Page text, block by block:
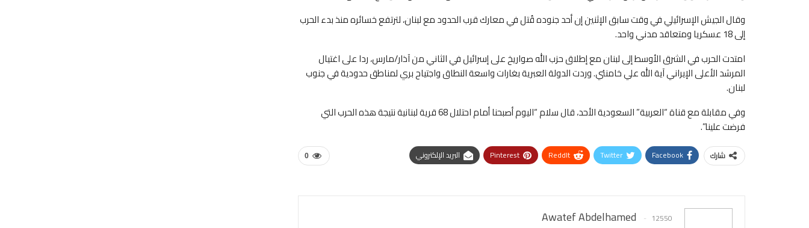
وقال الجيش الإسرائيلي في وقت سابق الإثنين إن أحد جنوده قُتل في معارك قرب الحدود مع لبنان، لترتفع خسائره منذ بدء الحرب
إلى 18 عسكريا ومتعاقد مدني واحد.
امتدت الحرب في الشرق الأوسط إلى لبنان مع إطلاق حزب الله صواريخ على إسرائيل في الثاني من آذار/مارس، ردا على اغتيال
المرشد الأعلى الإيراني آية الله علي خامنئي. وردت الدولة العبرية بغارات واسعة النطاق واجتياح بري لمناطق حدودية في جنوب
لبنان.
وفي مقابلة مع قناة “العربية” السعودية الأحد، قال سلام “اليوم أصبحنا أمام احتلال 68 قرية لبنانية نتيجة هذه الحرب التي
فرضت علينا”.
0 شارك Facebook
Twitter
ReddIt
Pinterest البريد الإلكتروني
Awatef Abdelhamed
12550